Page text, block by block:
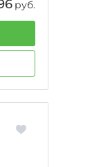
руб.